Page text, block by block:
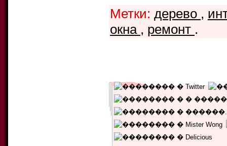
Метки: дерево ,
окна , ремонт .